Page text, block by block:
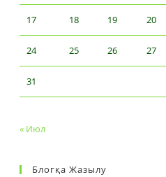
17 18 19 20
24 25 26 27
31
« Июл
Блогқа Жазылу